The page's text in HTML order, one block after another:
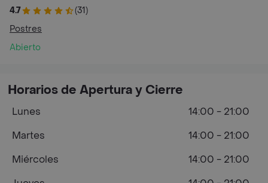
4.7
(31)
Postres
Abierto
Horarios de Apertura y Cierre
Lunes
14:00 - 21:00
Martes
14:00 - 21:00
Miércoles
14:00 - 21:00